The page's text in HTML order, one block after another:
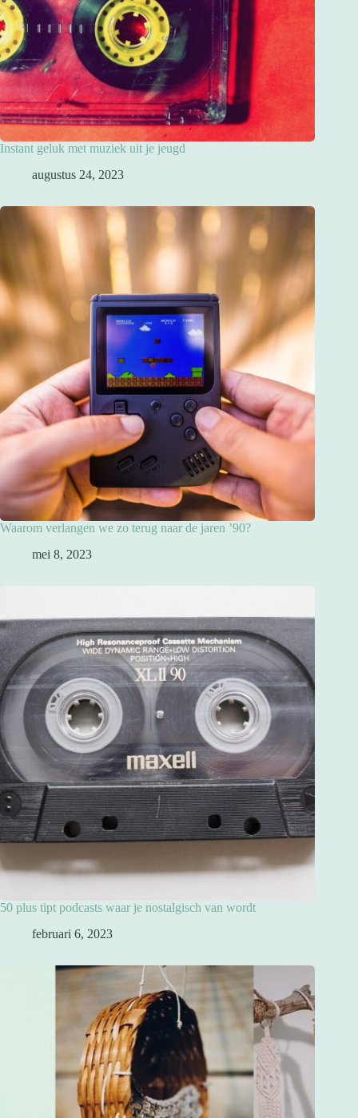
Instant geluk met muziek uit je jeugd
augustus 24, 2023
Waarom verlangen we zo terug naar de jaren ’90?
mei 8, 2023
50 plus tipt podcasts waar je nostalgisch van wordt
februari 6, 2023